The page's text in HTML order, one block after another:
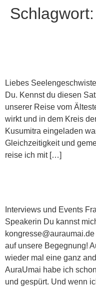
Schlagwort:
#80 Interview
Liebes
Du. Kennst du diesen
unserer Reise vom
wirkt und in dem Kreis
Kusumitra eingeladen
Gleichzeitigkeit und
reise ich mit […]
Interviews und Events
Speakerin Du kannst
auf unsere Begegnung!
wieder mal eine ganz
AuraUmai habe ich
und gespürt. Und wenn